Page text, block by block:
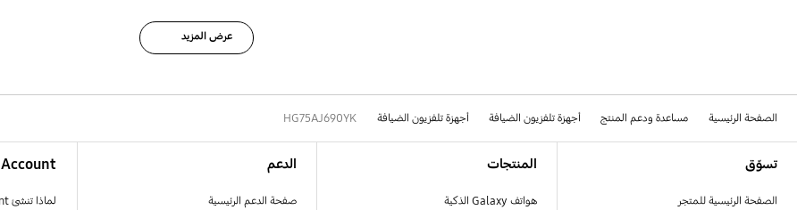
عرض المزيد
الصفحة الرئيسية مساعدة ودعم المنتج أجهزة تلفزيون الضيافة أجهزة تلفزيون الضيافة HG75AJ690YK
تسوّق
الصفحة الرئيسية للمتجر
المنتجات
هواتف Galaxy الذكية
الدعم
صفحة الدعم الرئيسية
Account
لماذا تنشئ Samsung Account